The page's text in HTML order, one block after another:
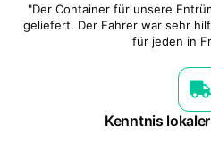
"Der Container für unsere
geliefert. Der Fahrer war sehr
für jeden in
Kenntnis